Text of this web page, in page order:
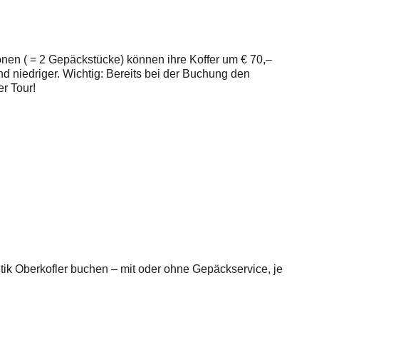
( = 2 Gepäckstücke) können ihre Koffer um € 70,–
niedriger. Wichtig: Bereits bei der Buchung den
Tour!
Oberkofler buchen – mit oder ohne Gepäckservice, je